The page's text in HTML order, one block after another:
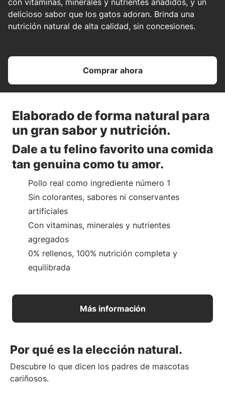
con vitaminas, minerales y nutrientes añadidos, y un
delicioso sabor que los gatos adoran. Brinda una
nutrición natural de alta calidad, sin concesiones.
Comprar ahora
Elaborado de forma natural para
un gran sabor y nutrición.
Dale a tu felino favorito una comida
tan genuina como tu amor.
Pollo real como ingrediente número 1
Sin colorantes, sabores ni conservantes
artificiales
Con vitaminas, minerales y nutrientes
agregados
0% rellenos, 100% nutrición completa y
equilibrada
Más información
Por qué es la elección natural.
Descubre lo que dicen los padres de mascotas
cariñosos.